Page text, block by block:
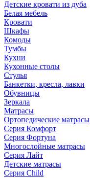
Детские кровати из дуба
Белая мебель
Кровати
Шкафы
Комоды
Тумбы
Кухни
Кухонные столы
Стулья
Банкетки, кресла, лавки
Обувницы
Зеркала
Матрасы
Ортопедические матрасы
Серия Комфорт
Серия Фортуна
Многослойные матрасы
Серия Лайт
Детские матрасы
Серия Child